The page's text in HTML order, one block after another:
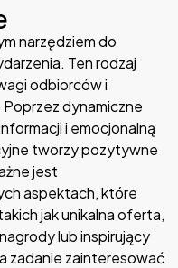
narzędziem do
Ten rodzaj
odbiorców i
dynamiczne
i emocjonalną
tworzy pozytywne
jest
aspektach, które
jak unikalna oferta,
lub inspirujący
zadanie zainteresować